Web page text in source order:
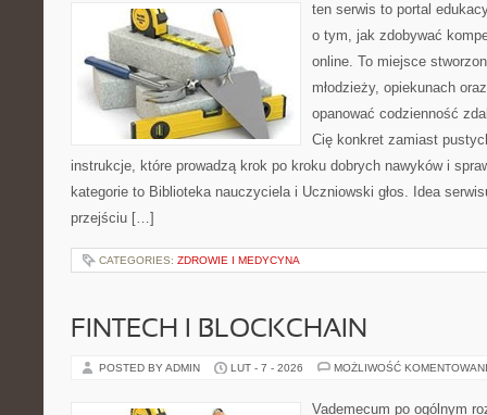
ten serwis to portal
o tym, jak zdobywać
online. To miejsce
młodzieży, opiekunach
opanować codzienność
Cię konkret zamiast
instrukcje, które prowadzą krok po kroku dobrych nawyków i
kategorie to Biblioteka nauczyciela i Uczniowski głos. Idea
przejściu […]
CATEGORIES: ZDROWIE I MEDYCYNA
FINTECH I BLOCKCHAIN
POSTED BY ADMIN LUT - 7 - 2026 MOŻLIWOŚĆ
Vademecum po ogólnym